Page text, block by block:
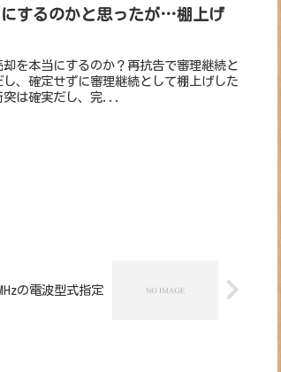
にするのかと思ったが…棚上げ
を本当にするのか？再抗告で審理継続と
、確定せずに審理継続として棚上げした
突は確実だし、完...
の電波型式指定